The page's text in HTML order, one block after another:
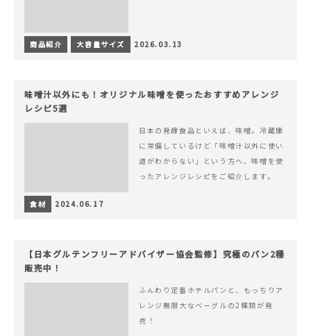
商品紹介 大容量サイズ 2026.03.13
味噌汁以外にも！オリジナル味噌を使ったおすすめアレンジ
レシピ5選
日本の発酵食品といえば、味噌。冷蔵庫
に常備しているけど「味噌汁以外に使い
道がわからない」という方へ、味噌を使
ったアレンジレシピをご紹介します。
食材 2024.06.17
【日本グルテンフリーアドバイザー協会監修】究極のパン2種
販売中！
ふんわり定番ホテルパンと、もっちりア
レンジ無限大なベーグルの2種類が発
売！